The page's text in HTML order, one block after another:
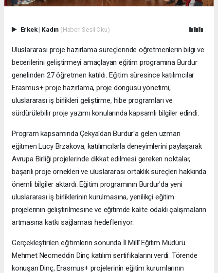
Erkek| Kadın (Haberi Sesli Oku)
Uluslararası proje hazırlama süreçlerinde öğretmenlerin bilgi ve
becerilerini geliştirmeyi amaçlayan eğitim programına Burdur
genelinden 27 öğretmen katıldı. Eğitim süresince katılımcılar
Erasmus+ proje hazırlama, proje döngüsü yönetimi,
uluslararası iş birlikleri geliştirme, hibe programları ve
sürdürülebilir proje yazımı konularında kapsamlı bilgiler edindi.
Program kapsamında Çekya'dan Burdur'a gelen uzman
eğitmen Lucy Brzakova, katılımcılarla deneyimlerini paylaşarak
Avrupa Birliği projelerinde dikkat edilmesi gereken noktalar,
başarılı proje örnekleri ve uluslararası ortaklık süreçleri hakkında
önemli bilgiler aktardı. Eğitim programının Burdur'da yeni
uluslararası iş birliklerinin kurulmasına, yenilikçi eğitim
projelerinin geliştirilmesine ve eğitimde kalite odaklı çalışmaların
artmasına katkı sağlaması hedefleniyor.
Gerçekleştirilen eğitimlerin sonunda İl Millî Eğitim Müdürü
Mehmet Necmeddin Dinç katılım sertifikalarını verdi. Törende
konuşan Dinç, Erasmus+ projelerinin eğitim kurumlarının